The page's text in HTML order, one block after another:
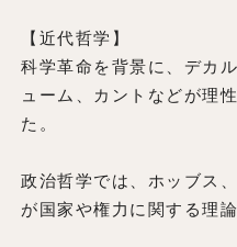
【近代哲学】
科学革命を背景に、デカ
ューム、カントなどが理
た。
政治哲学では、ホッブス
が国家や権力に関する理